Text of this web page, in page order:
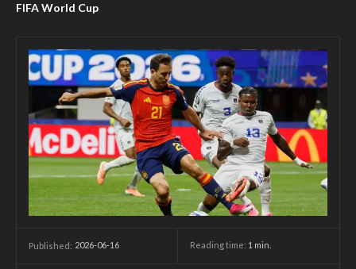
FIFA World Cup
Published: 2026-06-16 Reading time: 1 min.